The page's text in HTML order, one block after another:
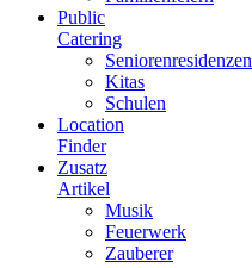
Public
Catering
Seniorenresidenzen
Kitas
Schulen
Location
Finder
Zusatz
Artikel
Musik
Feuerwerk
Zauberer